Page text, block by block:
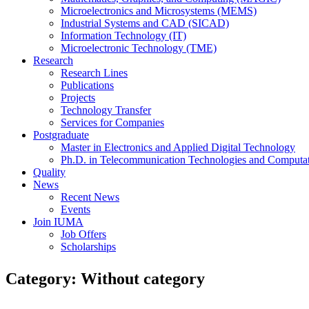
Microelectronics and Microsystems (MEMS)
Industrial Systems and CAD (SICAD)
Information Technology (IT)
Microelectronic Technology (TME)
Research
Research Lines
Publications
Projects
Technology Transfer
Services for Companies
Postgraduate
Master in Electronics and Applied Digital Technology
Ph.D. in Telecommunication Technologies and
Quality
News
Recent News
Events
Join IUMA
Job Offers
Scholarships
Category: Without category